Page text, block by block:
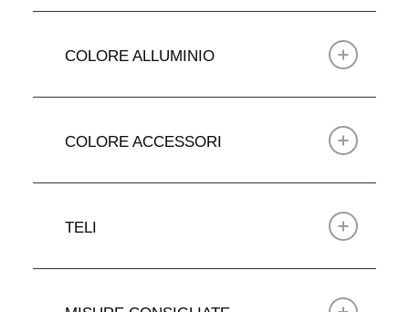
COLORE ALLUMINIO
COLORE ACCESSORI
TELI